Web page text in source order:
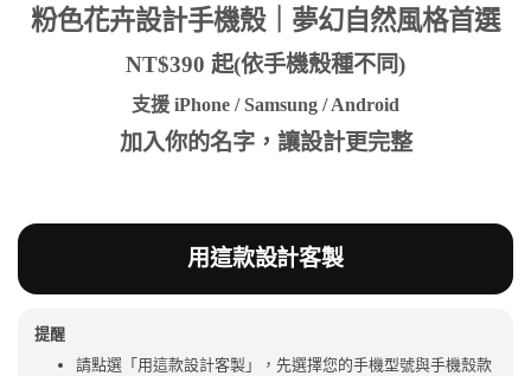
分
價
格：
NT$590。
價
格：
NT$390。
粉色花卉設計手機殼｜夢幻自然風格首選
NT$390 起(依手機殼種不同)
支援 iPhone / Samsung / Android
加入你的名字，讓設計更完整
用這款設計客製
提醒
請點選「用這款設計客製」，先選擇您的手機型號與手機殼款